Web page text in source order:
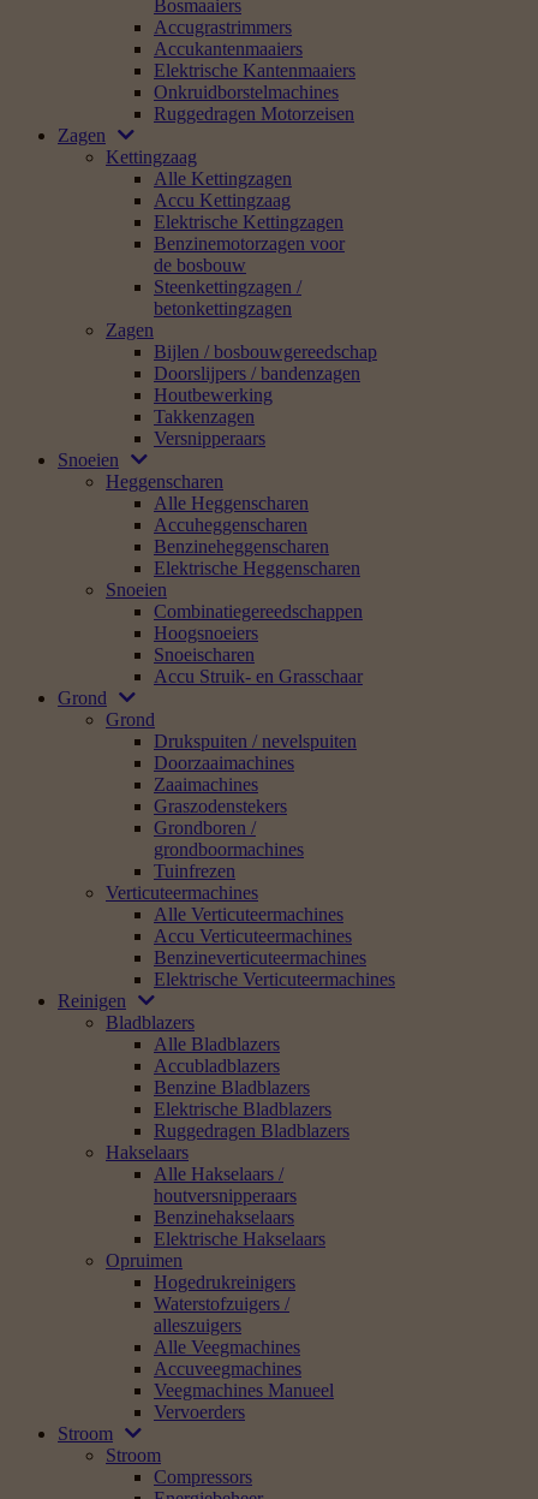
Bosmaaiers
Accugrastrimmers
Accukantenmaaiers
Elektrische Kantenmaaiers
Onkruidborstelmachines
Ruggedragen Motorzeisen
Zagen
Kettingzaag
Alle Kettingzagen
Accu Kettingzaag
Elektrische Kettingzagen
Benzinemotorzagen voor
de bosbouw
Steenkettingzagen /
betonkettingzagen
Zagen
Bijlen / bosbouwgereedschap
Doorslijpers / bandenzagen
Houtbewerking
Takkenzagen
Versnipperaars
Snoeien
Heggenscharen
Alle Heggenscharen
Accuheggenscharen
Benzineheggenscharen
Elektrische Heggenscharen
Snoeien
Combinatiegereedschappen
Hoogsnoeiers
Snoeischaren
Accu Struik- en Grasschaar
Grond
Grond
Drukspuiten / nevelspuiten
Doorzaaimachines
Zaaimachines
Graszodenstekers
Grondboren /
grondboormachines
Tuinfrezen
Verticuteermachines
Alle Verticuteermachines
Accu Verticuteermachines
Benzineverticuteermachines
Elektrische Verticuteermachines
Reinigen
Bladblazers
Alle Bladblazers
Accubladblazers
Benzine Bladblazers
Elektrische Bladblazers
Ruggedragen Bladblazers
Hakselaars
Alle Hakselaars /
houtversnipperaars
Benzinehakselaars
Elektrische Hakselaars
Opruimen
Hogedrukreinigers
Waterstofzuigers /
alleszuigers
Alle Veegmachines
Accuveegmachines
Veegmachines Manueel
Vervoerders
Stroom
Stroom
Compressors